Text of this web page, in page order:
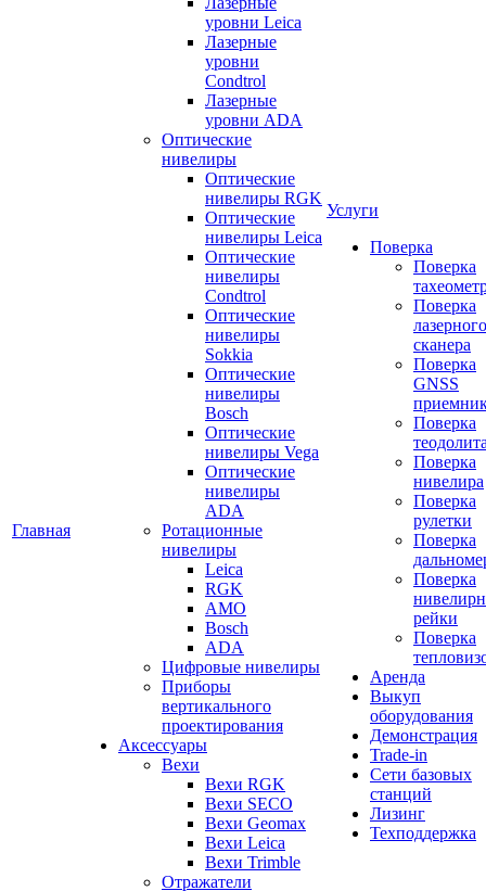
Главная
уровни Leica
Лазерные
уровни
Condtrol
Лазерные
уровни ADA
Оптические
нивелиры
Оптические
нивелиры RGK
Оптические
нивелиры Leica
Оптические
нивелиры
Condtrol
Оптические
нивелиры
Sokkia
Оптические
нивелиры
Bosch
Оптические
нивелиры Vega
Оптические
нивелиры
ADA
Ротационные
нивелиры
Leica
RGK
AMO
Bosch
ADA
Цифровые нивелиры
Приборы
вертикального
проектирования
Аксессуары
Вехи
Вехи RGK
Вехи SECO
Вехи Geomax
Вехи Leica
Вехи Trimble
Отражатели
Услуги
Поверка
Поверка
Поверка
лазерного
сканера
Поверка
GNSS
Поверка
Поверка
нивелира
Поверка
рулетки
Поверка
Поверка
рейки
Поверка
Аренда
Выкуп
оборудования
Демонстрация
Trade-in
Сети базовых
станций
Лизинг
Техподдержка